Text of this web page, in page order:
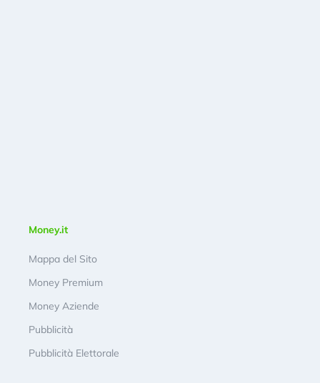
Money.it
Mappa del Sito
Money Premium
Money Aziende
Pubblicità
Pubblicità Elettorale